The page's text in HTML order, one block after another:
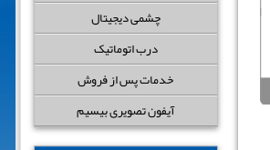
چشمی دیجیتال
درب اتوماتیک
خدمات پس از فروش
آیفون تصویری بیسیم